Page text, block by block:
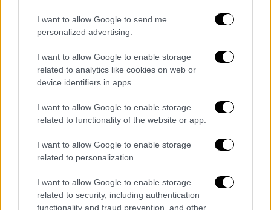
I want to allow Google to send me
personalized advertising.
I want to allow Google to enable storage
related to analytics like cookies on web or
device identifiers in apps.
I want to allow Google to enable storage
related to functionality of the website or app.
I want to allow Google to enable storage
related to personalization.
I want to allow Google to enable storage
related to security, including authentication
functionality and fraud prevention, and other
Μεταφορών όταν σου λέει κάποιος έχω
πρόβλημα ασφάλειας εκεί, σταματάς αν δεν
μπορείς να διασφαλίσεις τους όρους
ασφαλούς λειτουργίας».
παλιό σύστημα τηλεδιοίκησης υπήρχε. Αυτό
είναι βελτίωση της ασφάλειας γιατί
σταθμάρχες, κλειδούχοι και δευτεροβάθμιο
που σταμάτησε το 2019 στην Καρόλου